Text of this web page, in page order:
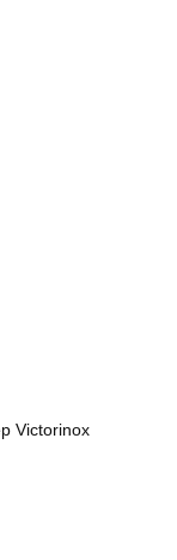
Victorinox